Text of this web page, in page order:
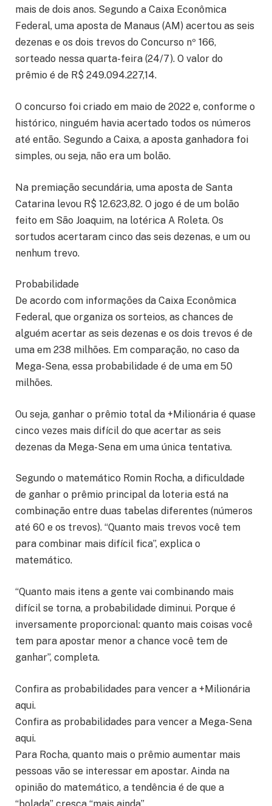
mais de dois anos. Segundo a Caixa Econômica
Federal, uma aposta de Manaus (AM) acertou as seis
dezenas e os dois trevos do Concurso nº 166,
sorteado nessa quarta-feira (24/7). O valor do
prêmio é de R$ 249.094.227,14.
O concurso foi criado em maio de 2022 e, conforme o
histórico, ninguém havia acertado todos os números
até então. Segundo a Caixa, a aposta ganhadora foi
simples, ou seja, não era um bolão.
Na premiação secundária, uma aposta de Santa
Catarina levou R$ 12.623,82. O jogo é de um bolão
feito em São Joaquim, na lotérica A Roleta. Os
sortudos acertaram cinco das seis dezenas, e um ou
nenhum trevo.
Probabilidade
De acordo com informações da Caixa Econômica
Federal, que organiza os sorteios, as chances de
alguém acertar as seis dezenas e os dois trevos é de
uma em 238 milhões. Em comparação, no caso da
Mega-Sena, essa probabilidade é de uma em 50
milhões.
Ou seja, ganhar o prêmio total da +Milionária é quase
cinco vezes mais difícil do que acertar as seis
dezenas da Mega-Sena em uma única tentativa.
Segundo o matemático Romin Rocha, a dificuldade
de ganhar o prêmio principal da loteria está na
combinação entre duas tabelas diferentes (números
até 60 e os trevos). “Quanto mais trevos você tem
para combinar mais difícil fica”, explica o
matemático.
“Quanto mais itens a gente vai combinando mais
difícil se torna, a probabilidade diminui. Porque é
inversamente proporcional: quanto mais coisas você
tem para apostar menor a chance você tem de
ganhar”, completa.
Confira as probabilidades para vencer a +Milionária
aqui.
Confira as probabilidades para vencer a Mega-Sena
aqui.
Para Rocha, quanto mais o prêmio aumentar mais
pessoas vão se interessar em apostar. Ainda na
opinião do matemático, a tendência é de que a